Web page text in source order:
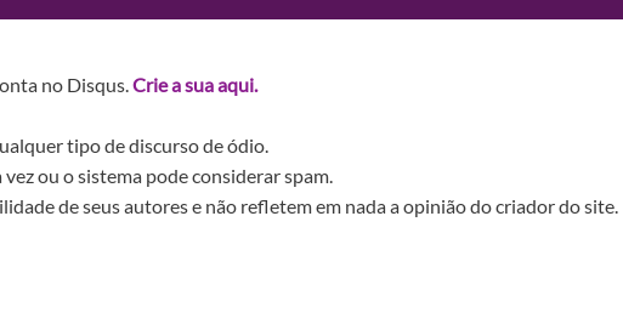
no Disqus.Crie a sua aqui.
tipo de discurso de ódio.
ou o sistema pode considerar spam.
de seus autores e não refletem em nada a opinião do criador do site.